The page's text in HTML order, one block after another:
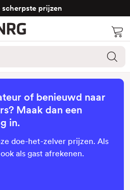
scherpste prijzen
of benieuwd naar
Maak dan een
in.
doe-het-zelver prijzen. Als
als gast afrekenen.